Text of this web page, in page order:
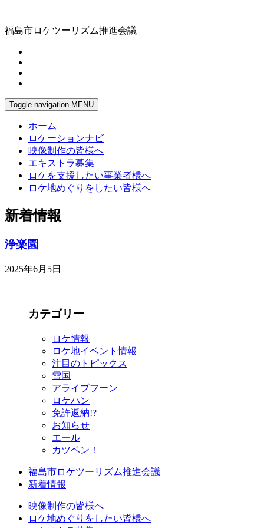
福島市ロケツーリズム推進会議
Toggle navigation MENU
ホーム
ロケーションナビ
映像制作の皆様へ
エキストラ募集
ロケを支援したい事業者様へ
ロケ地めぐりをしたい皆様へ
新着情報
浄楽園
2025年6月5日
カテゴリー
ロケ情報
ロケ地イベント情報
注目のトピックス
雪国
アライブフーン
ロケハン
免許返納!?
お知らせ
エール
カツベン！
福島市ロケツーリズム推進会議
新着情報
映像制作の皆様へ
ロケ地めぐりをしたい皆様へ